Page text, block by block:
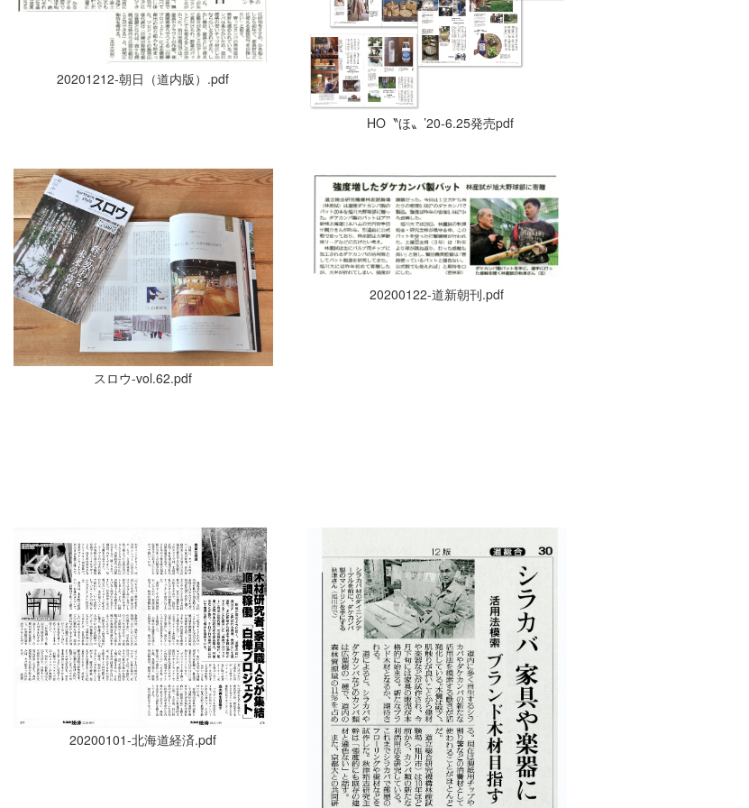
20201212-朝日（道内版）.pdf
HO〝ほ〟’20-6.25発売pdf
スロウ-vol.62.pdf
20200122-道新朝刊.pdf
20200101-北海道経済.pdf